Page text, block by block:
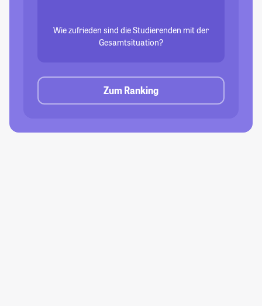
Wie zufrieden sind die Studierenden mit der
Gesamtsituation?
Zum Ranking